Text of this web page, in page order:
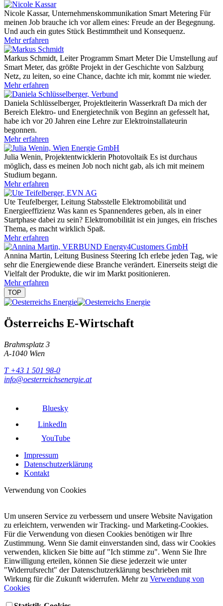
Nicole Kassar, Unternehmenskommunikation Smart Metering Für
meinen Job brauche ich vor allem eines: Freude an der Begegnung.
Und auch ein gutes Stück Bestimmtheit und Konsequenz.
Mehr erfahren
Markus Schmidt, Leiter Programm Smart MeterDie Umstellung auf
Smart Meter, das größte Projekt in der Geschichte von Salzburg
Netz, zu leiten, so eine Chance, dachte ich mir, kommt nie wieder.
Mehr erfahren
Daniela Schlüsselberger, Projektleiterin Wasserkraft Da mich der
Bereich Elektro- und Energietechnik von Beginn an gefesselt hat,
habe ich vor 20 Jahren eine Lehre zur Elektroinstallateurin
begonnen.
Mehr erfahren
Julia Wenin, Projektentwicklerin Photovoltaik Es ist durchaus
möglich, dass es meinen Job noch nicht gab, als ich mit meinem
Studium begann.
Mehr erfahren
Ute Teufelberger, Leitung Stabsstelle Elektromobilität und
Energieeffizienz Was kann es Spannenderes geben, als in einer
Startphase dabei zu sein? Elektromobilität ist ein junges, ein frisches
Thema, es macht wirklich Spaß.
Mehr erfahren
Annina Martin, Leitung Business Steering Ich erlebe jeden Tag, wie
sehr die Energiewende diese Branche verändert. Einerseits steigt die
Vielfalt der Produkte, die wir im Markt positionieren.
Mehr erfahren
TOP
Österreichs E-Wirtschaft
Brahmsplatz 3
A-1040 Wien
T +43 1 501 98-0
info@oesterreichsenergie.at
Bluesky
LinkedIn
YouTube
Impressum
Datenschutzerklärung
Kontakt
Verwendung von Cookies
Um unseren Service zu verbessern und unsere Website Navigation
zu erleichtern, verwenden wir Tracking- und Marketing-Cookies.
Für die Verwendung von diesen Cookies benötigen wir Ihre
Zustimmung. Wenn Sie damit einverstanden sind, dass wir Cookies
verwenden, klicken Sie bitte auf "Ich stimme zu". Wenn Sie Ihre
Einwilligung erteilen, können Sie diese jederzeit wie unter
"Widerrufsrecht" der Datenschutzerklärung beschrieben mit
Wirkung für die Zukunft widerrufen. Mehr zu Verwendung von
Cookies